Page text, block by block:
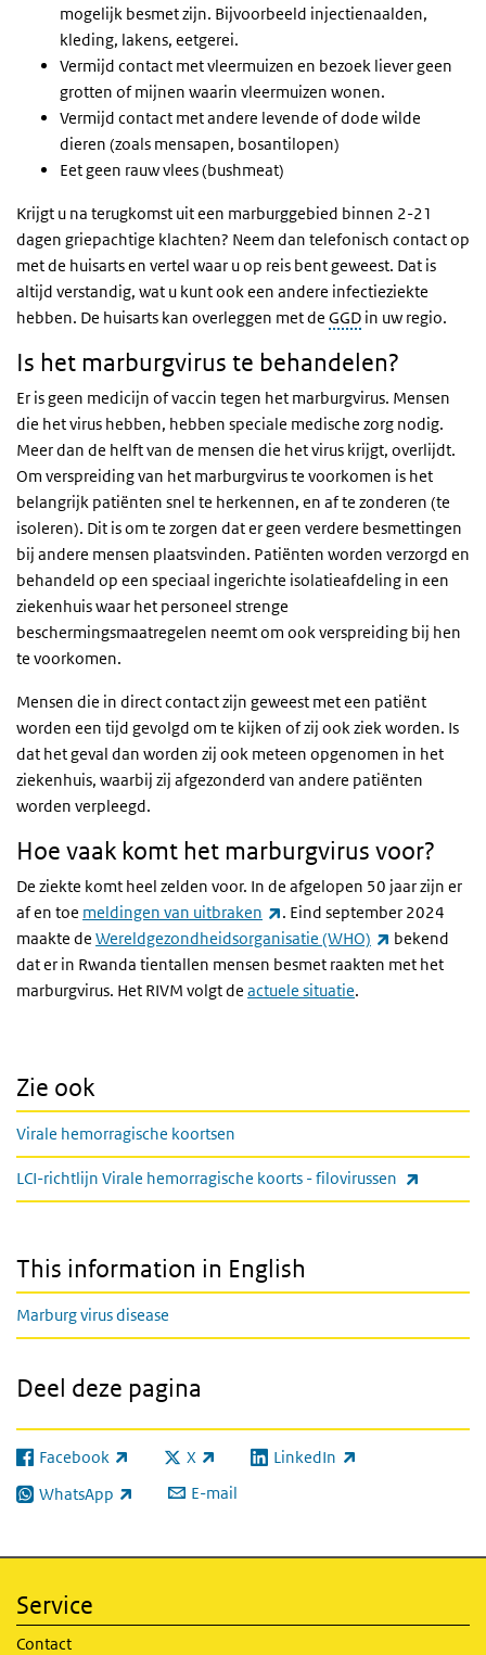
mogelijk besmet zijn. Bijvoorbeeld injectienaalden,
kleding, lakens, eetgerei.
Vermijd contact met vleermuizen en bezoek liever geen
grotten of mijnen waarin vleermuizen wonen.
Vermijd contact met andere levende of dode wilde
dieren (zoals mensapen, bosantilopen)
Eet geen rauw vlees (bushmeat)
Krijgt u na terugkomst uit een marburggebied binnen 2-21
dagen griepachtige klachten? Neem dan telefonisch contact op
met de huisarts en vertel waar u op reis bent geweest. Dat is
altijd verstandig, wat u kunt ook een andere infectieziekte
hebben. De huisarts kan overleggen met de GGD in uw regio.
Is het marburgvirus te behandelen?
Er is geen medicijn of vaccin tegen het marburgvirus. Mensen
die het virus hebben, hebben speciale medische zorg nodig.
Meer dan de helft van de mensen die het virus krijgt, overlijdt.
Om verspreiding van het marburgvirus te voorkomen is het
belangrijk patiënten snel te herkennen, en af te zonderen (te
isoleren). Dit is om te zorgen dat er geen verdere besmettingen
bij andere mensen plaatsvinden. Patiënten worden verzorgd en
behandeld op een speciaal ingerichte isolatieafdeling in een
ziekenhuis waar het personeel strenge
beschermingsmaatregelen neemt om ook verspreiding bij hen
te voorkomen.
Mensen die in direct contact zijn geweest met een patiënt
worden een tijd gevolgd om te kijken of zij ook ziek worden. Is
dat het geval dan worden zij ook meteen opgenomen in het
ziekenhuis, waarbij zij afgezonderd van andere patiënten
worden verpleegd.
Hoe vaak komt het marburgvirus voor?
De ziekte komt heel zelden voor. In de afgelopen 50 jaar zijn er
af en toe meldingen van uitbraken (externe link)
. Eind september 2024
maakte de Wereldgezondheidsorganisatie (WHO) (externe link)
bekend
dat er in Rwanda tientallen mensen besmet raakten met het
marburgvirus. Het RIVM volgt de actuele situatie.
Zie ook
Virale hemorragische koortsen
LCI-richtlijn Virale hemorragische koorts - filovirussen
This information in English
Marburg virus disease
Deel deze pagina
Facebook
(externe link) X
(externe link) LinkedIn
(externe link)
WhatsApp
(externe link) E-mail
Service
Contact